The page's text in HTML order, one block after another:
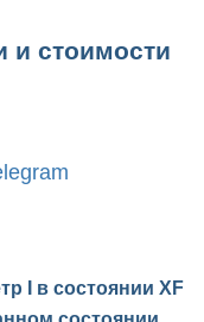
и стоимости
I в состоянии XF